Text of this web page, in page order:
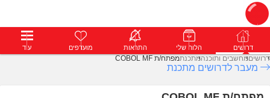
דרושים פרופילים הודעות פרימיום דרושים הלוח שלי התראות מועדפים עוד
דרושיםמחשבים ותוכנהמתכנתמפתח/ת COBOL MF
מעבר לדרושים מתכנת